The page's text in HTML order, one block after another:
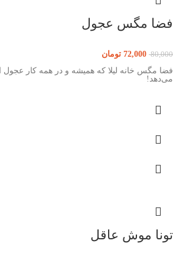
فضا مگس عجول
80,000
72,000 تومان
فضا مگس خانه لیلا که همیشه و در همه کار
می‌دهد!
تونا موش عاقل